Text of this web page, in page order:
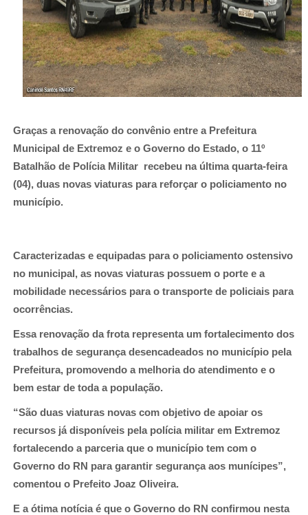
Graças a renovação do convênio entre a Prefeitura
Municipal de Extremoz e o Governo do Estado, o 11º
Batalhão de Polícia Militar recebeu na última quarta-feira
(04), duas novas viaturas para reforçar o policiamento no
município.
Caracterizadas e equipadas para o policiamento ostensivo
no municipal, as novas viaturas possuem o porte e a
mobilidade necessários para o transporte de policiais para
ocorrências.
Essa renovação da frota representa um fortalecimento dos
trabalhos de segurança desencadeados no município pela
Prefeitura, promovendo a melhoria do atendimento e o
bem estar de toda a população.
“São duas viaturas novas com objetivo de apoiar os
recursos já disponíveis pela polícia militar em Extremoz
fortalecendo a parceria que o município tem com o
Governo do RN para garantir segurança aos munícipes”,
comentou o Prefeito Joaz Oliveira.
E a ótima notícia é que o Governo do RN confirmou nesta